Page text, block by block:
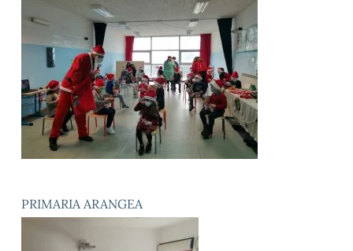
PRIMARIA ARANGEA